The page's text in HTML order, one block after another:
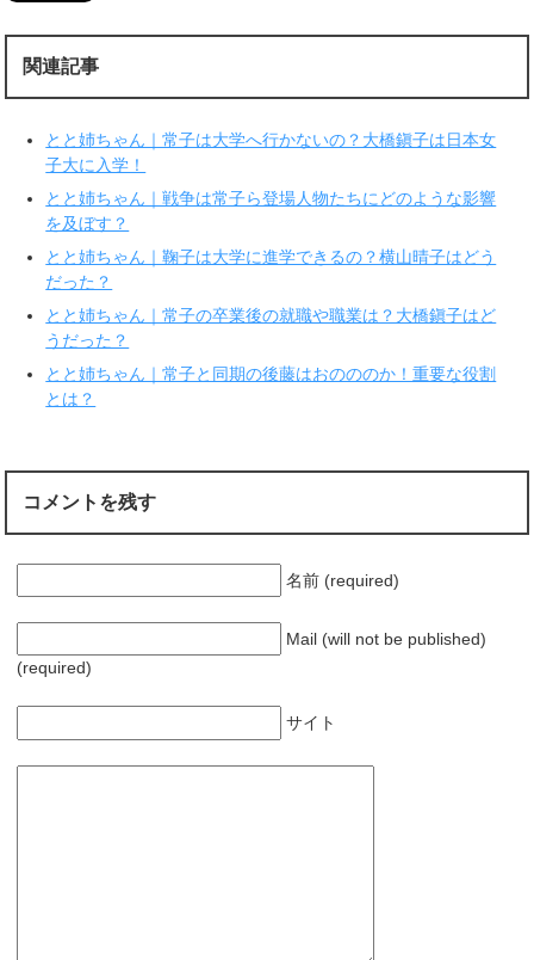
e
r
で
有
新
し
い
ウ
ン
ド
ウ
開
き
ま
す
ク
ク
し
て
だ
さ
い
新
ィ
ン
ド
で
開
関連記事
とと姉ちゃん｜常子は大学へ行かないの？大橋鎭子は日本女
子大に入学！
とと姉ちゃん｜戦争は常子ら登場人物たちにどのような影響
を及ぼす？
とと姉ちゃん｜鞠子は大学に進学できるの？横山晴子はどう
だった？
とと姉ちゃん｜常子の卒業後の就職や職業は？大橋鎭子はど
うだった？
とと姉ちゃん｜常子と同期の後藤はおのののか！重要な役割
とは？
コメントを残す
名前 (required)
Mail (will not be published)
(required)
サイト